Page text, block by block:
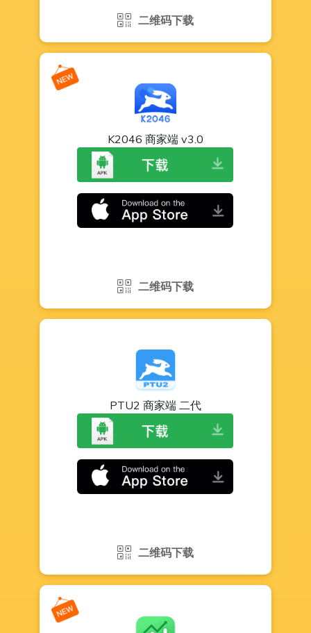
二维码下载
K2046 商家端 v3.0
二维码下载
PTU2 商家端 二代
二维码下载